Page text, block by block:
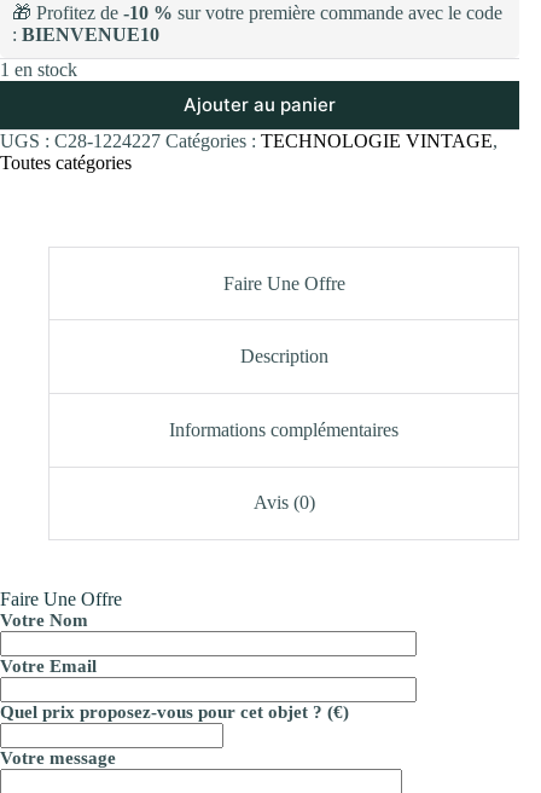
🎁 Profitez de -10 % sur votre première commande avec le code
: BIENVENUE10
1 en stock
Ajouter au panier
UGS : C28-1224227 Catégories : TECHNOLOGIE VINTAGE,
Toutes catégories
Faire Une Offre
Description
Informations complémentaires
Avis (0)
Faire Une Offre
Votre Nom
Votre Email
Quel prix proposez-vous pour cet objet ? (€)
Votre message